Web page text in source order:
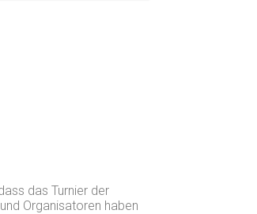
das Turnier der
Organisatoren haben